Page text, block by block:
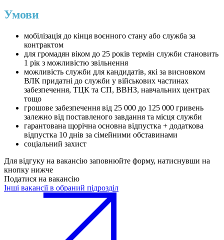
Умови
мобілізація до кінця воєнного стану або служба за
контрактом
для громадян віком до 25 років термін служби становить
1 рік з можливістю звільнення
можливість служби для кандидатів, які за висновком
ВЛК придатні до служби у військових частинах
забезпечення, ТЦК та СП, ВВНЗ, навчальних центрах
тощо
грошове забезпечення від 25 000 до 125 000 гривень
залежно від поставленого завдання та місця служби
гарантована щорічна основна відпустка + додаткова
відпустка 10 днів за сімейними обставинами
соціальний захист
Для відгуку на вакансію заповнюйте форму, натиснувши на
кнопку нижче
Податися на вакансію
Інші вакансії в обраний підрозділ